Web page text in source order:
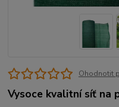
Ohodnotit
Vysoce kvalitní síť na